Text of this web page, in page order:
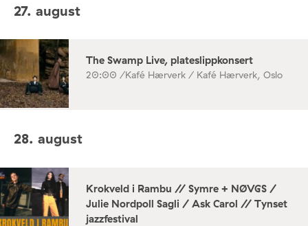
27. august
The Swamp Live, plateslippkonsert
20:00 /Kafé Hærverk / Kafé Hærverk, Oslo
28. august
Krokveld i Rambu // Symre + NØVGS /
Julie Nordpoll Sagli / Ask Carol // Tynset
jazzfestival